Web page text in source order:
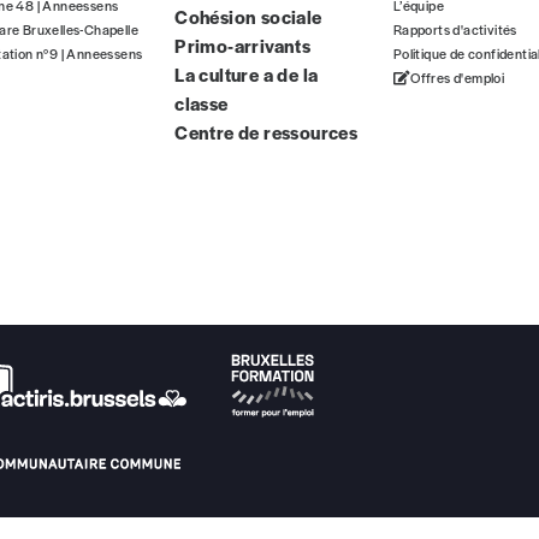
commandez au numéro.
papier ou numérique.
IBAN BE34 0010 7305 2190
moment, même après avoir reçu plusieurs numéros. Ce
Par numéro
48 | Anneessens
Bruxelles-Chapelle
n°9 | Anneessens
Cohésion sociale
Primo-arrivants
La culture a de la
classe
Centre de ressources
L’équipe
Rapports d'activités
Politique de
Offres d'emploi